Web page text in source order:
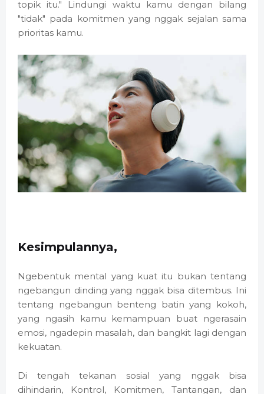
topik itu." Lindungi waktu kamu dengan bilang
"tidak" pada komitmen yang nggak sejalan sama
prioritas kamu.
Kesimpulannya,
Ngebentuk mental yang kuat itu bukan tentang
ngebangun dinding yang nggak bisa ditembus. Ini
tentang ngebangun benteng batin yang kokoh,
yang ngasih kamu kemampuan buat ngerasain
emosi, ngadepin masalah, dan bangkit lagi dengan
kekuatan.
Di tengah tekanan sosial yang nggak bisa
dihindarin, Kontrol, Komitmen, Tantangan, dan